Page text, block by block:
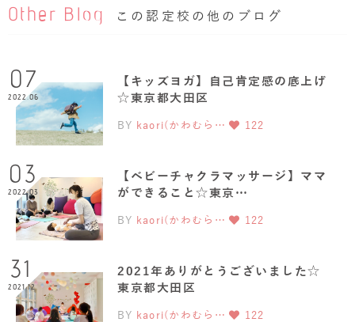
Other Blog この認定校の他のブログ
07
2022.06
【キッズヨガ】自己肯定感の底上げ
☆東京都大田区
BY kaori(かわむら… 122
03
2022.03
【ベビーチャクラマッサージ】ママ
ができること☆東京…
BY kaori(かわむら… 122
31
2021.12
2021年ありがとうございました☆
東京都大田区
BY kaori(かわむら… 122